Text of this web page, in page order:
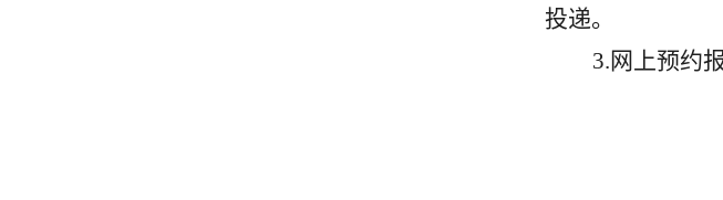
投递。
3.网上预约